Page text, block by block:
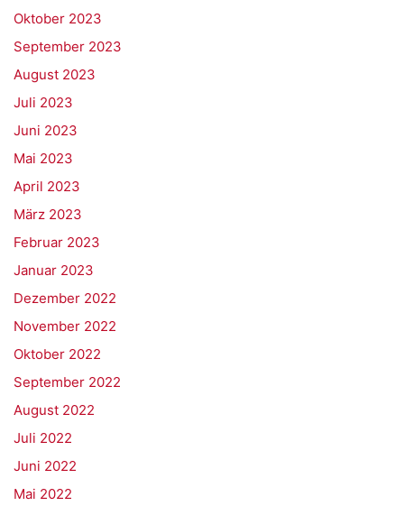
Oktober 2023
September 2023
August 2023
Juli 2023
Juni 2023
Mai 2023
April 2023
März 2023
Februar 2023
Januar 2023
Dezember 2022
November 2022
Oktober 2022
September 2022
August 2022
Juli 2022
Juni 2022
Mai 2022